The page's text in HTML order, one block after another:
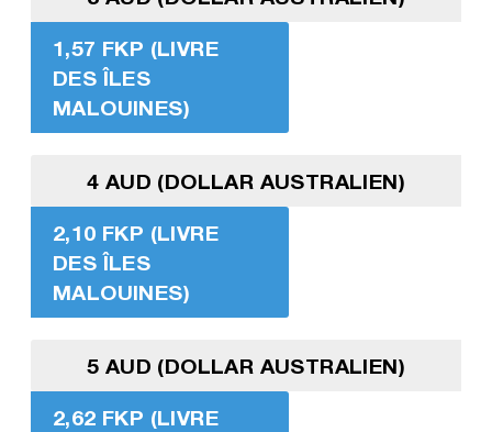
1,57 FKP (LIVRE
DES ÎLES
MALOUINES)
4 AUD (DOLLAR AUSTRALIEN)
2,10 FKP (LIVRE
DES ÎLES
MALOUINES)
5 AUD (DOLLAR AUSTRALIEN)
2,62 FKP (LIVRE